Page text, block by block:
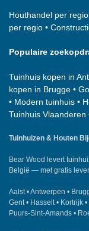
Houthandel per regio
per regio •
Populaire
Tuinhuis kopen in
kopen in Brugge •
• Modern tuinhuis •
Tuinhuis Vlaanderen
Tuinhuizen & Houten
Bear Wood levert
België — met gratis
Aalst•Antwerpen •
Gent• Hasselt• Kortrijk •
Puurs-Sint-Amands •